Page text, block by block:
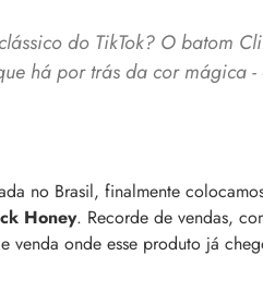
do TikTok? O batom
há por trás da cor mágica -
no Brasil, finalmente
Honey. Recorde de vendas,
onde esse produto já
a barba: 4 dicas e produtos
Morales revela 5 cuidados com a
incluir no dia a dia. Veja quais
do barbeiro